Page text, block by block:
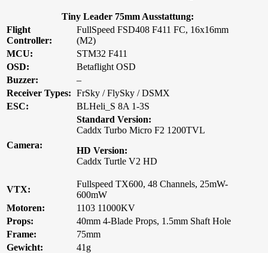
Tiny Leader 75mm Ausstattung:
Flight
Controller:
FullSpeed FSD408 F411 FC, 16x16mm
(M2)
MCU:
STM32 F411
OSD:
Betaflight OSD
Buzzer:
–
Receiver Types: FrSky / FlySky / DSMX
ESC:
BLHeli_S 8A 1-3S
Camera:
Standard Version:
Caddx Turbo Micro F2 1200TVL
HD Version:
Caddx Turtle V2 HD
VTX:
Fullspeed TX600, 48 Channels, 25mW-
600mW
Motoren:
1103 11000KV
Props:
40mm 4-Blade Props, 1.5mm Shaft Hole
Frame:
75mm
Gewicht:
41g